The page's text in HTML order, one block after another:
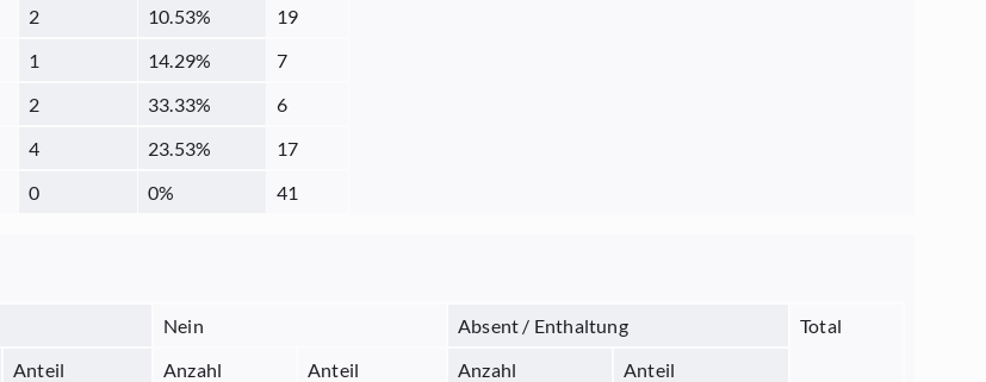
2 10.53%
19
1 14.29%
7
2 33.33%
6
4 23.53%
17
0 0% 41
Nein Absent / Enthaltung
Total
Anteil Anzahl Anteil Anzahl
Anteil